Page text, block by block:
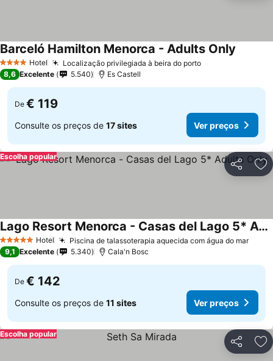
4 EstrelasHotel Localização privilegiada à beira do porto
Barceló Hamilton Menorca - Adults Only
8,6 Excelente 5.540 Es Castell
De € 119
Consulte os preços de 17 sites Ver preços
Partilhar
Escolha popular
5 Estrelas Hotel Piscina de talassoterapia aquecida com água do mar
Lago Resort Menorca - Casas del Lago 5* Adults Only
9,1 Excelente 5.340 Cala'n Bosc
De € 142
Consulte os preços de 11 sites Ver preços
Partilhar
Escolha popular